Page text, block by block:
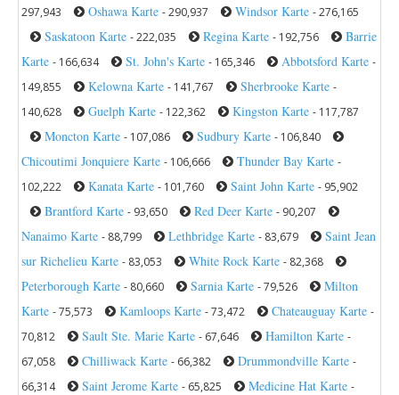
297,943 Oshawa Karte - 290,937 Windsor Karte - 276,165
Saskatoon Karte - 222,035 Regina Karte - 192,756
Barrie
Karte - 166,634 St. John's Karte - 165,346 Abbotsford Karte -
149,855
Kelowna Karte - 141,767 Sherbrooke Karte -
140,628
Guelph Karte - 122,362 Kingston Karte - 117,787
Moncton Karte - 107,086 Sudbury Karte - 106,840
Chicoutimi Jonquiere Karte - 106,666 Thunder Bay Karte -
102,222
Kanata Karte - 101,760 Saint John Karte - 95,902
Brantford Karte - 93,650 Red Deer Karte - 90,207
Nanaimo Karte - 88,799 Lethbridge Karte - 83,679
Saint Jean
sur Richelieu Karte - 83,053 White Rock Karte - 82,368
Peterborough Karte - 80,660 Sarnia Karte - 79,526
Milton
Karte - 75,573 Kamloops Karte - 73,472 Chateauguay Karte -
70,812
Sault Ste. Marie Karte - 67,646 Hamilton Karte -
67,058
Chilliwack Karte - 66,382 Drummondville Karte -
66,314
Saint Jerome Karte - 65,825 Medicine Hat Karte -